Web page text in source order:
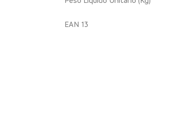
EAN 13